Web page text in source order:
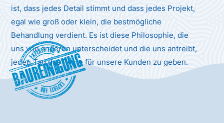
ist, dass jedes Detail stimmt und dass jedes Projekt,
egal wie groß oder klein, die bestmögliche
Behandlung verdient. Es ist diese Philosophie, die
uns von anderen unterscheidet und die uns antreibt,
jeden Tag das Beste für unsere Kunden zu geben.
Baureinigung